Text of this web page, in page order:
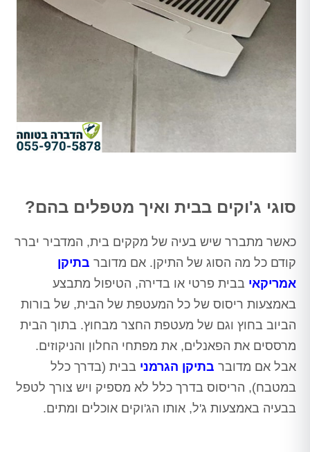
סוגי ג'וקים בבית ואיך מטפלים בהם?
כאשר מתברר שיש בעיה של מקקים בית, המדביר יברר
קודם כל מה הסוג של התיקן. אם מדובר בתיקן
אמריקאי בבית פרטי או בדירה, הטיפול מתבצע
באמצעות ריסוס של כל המעטפת של הבית, של בורות
הביוב בחוץ וגם של מעטפת החצר מבחוץ. בתוך הבית
מרססים את הפאנלים, את מפתחי החלון והניקוזים.
אבל אם מדובר בתיקן הגרמני בבית (בדרך כלל
במטבח), הריסוס בדרך כלל לא מספיק ויש צורך לטפל
בבעיה באמצעות ג'ל, אותו הג'וקים אוכלים ומתים.